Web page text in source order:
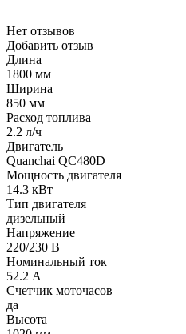
Нет отзывов
Добавить отзыв
Длина
1800 мм
Ширина
850 мм
Расход топлива
2.2 л/ч
Двигатель
Quanchai QC480D
Мощность двигателя
14.3 кВт
Тип двигателя
дизельный
Напряжение
220/230 В
Номинальный ток
52.2 А
Счетчик моточасов
да
Высота